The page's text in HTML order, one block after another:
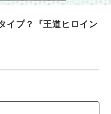
イプ？『王道ヒロイン